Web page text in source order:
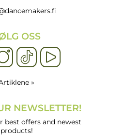
OSS
»
NEWSLETTER!
best offers and newest
products!